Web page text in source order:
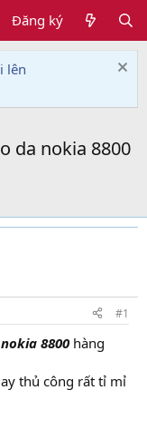
Đăng ký
lên
da nokia 8800
#1
8800hàng
thủ công rất tỉ mỉ